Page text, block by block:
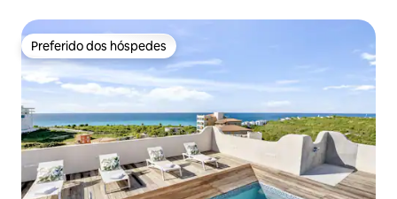
Preferido dos hóspedes
Preferido dos hóspedes